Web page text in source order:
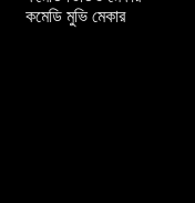
কমেডি মুভি মেকার